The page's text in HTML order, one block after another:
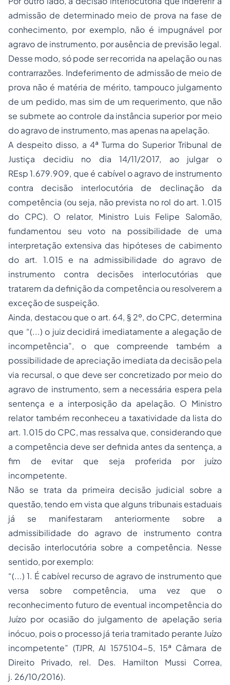
admissão de determinado meio de prova na fase de
conhecimento, por exemplo, não é impugnável por
agravo de instrumento, por ausência de previsão legal.
Desse modo, só pode ser recorrida na apelação ou nas
contrarrazões. Indeferimento de admissão de meio de
prova não é matéria de mérito, tampouco julgamento
de um pedido, mas sim de um requerimento, que não
se submete ao controle da instância superior por meio
do agravo de instrumento, mas apenas na apelação.
A despeito disso, a 4ª Turma do Superior Tribunal de
Justiça decidiu no dia 14/11/2017, ao julgar o
REsp 1.679.909, que é cabível o agravo de instrumento
contra decisão interlocutória de declinação da
competência (ou seja, não prevista no rol do art. 1.015
do CPC). O relator, Ministro Luis Felipe Salomão,
fundamentou seu voto na possibilidade de uma
interpretação extensiva das hipóteses de cabimento
do art. 1.015 e na admissibilidade do agravo de
instrumento contra decisões interlocutórias que
tratarem da definição da competência ou resolverem a
exceção de suspeição.
Ainda, destacou que o art. 64, § 2º, do CPC, determina
que “(...) o juiz decidirá imediatamente a alegação de
incompetência”, o que compreende também a
possibilidade de apreciação imediata da decisão pela
via recursal, o que deve ser concretizado por meio do
agravo de instrumento, sem a necessária espera pela
sentença e a interposição da apelação. O Ministro
relator também reconheceu a taxatividade da lista do
art. 1.015 do CPC, mas ressalva que, considerando que
a competência deve ser definida antes da sentença, a
fim de evitar que seja proferida por juízo
incompetente.
Não se trata da primeira decisão judicial sobre a
questão, tendo em vista que alguns tribunais estaduais
já se manifestaram anteriormente sobre a
admissibilidade do agravo de instrumento contra
decisão interlocutória sobre a competência. Nesse
sentido, por exemplo:
“(...) 1. É cabível recurso de agravo de instrumento que
versa sobre competência, uma vez que o
reconhecimento futuro de eventual incompetência do
Juízo por ocasião do julgamento de apelação seria
inócuo, pois o processo já teria tramitado perante Juízo
incompetente” (TJPR, AI 1575104-5, 15ª Câmara de
Direito Privado, rel. Des. Hamilton Mussi Correa,
j. 26/10/2016).